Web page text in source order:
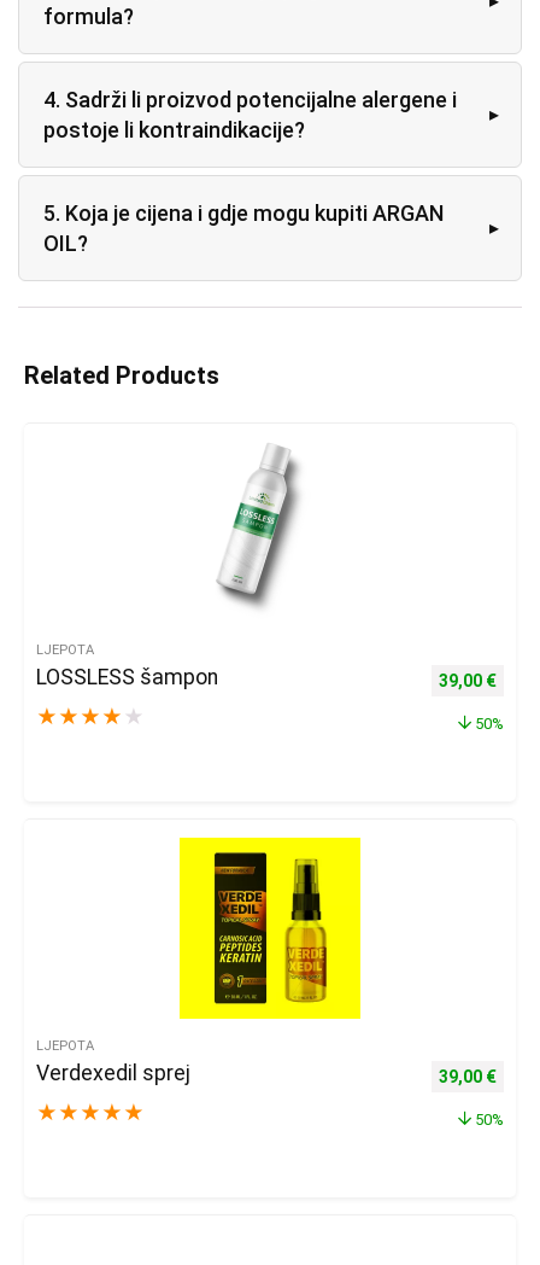
formula?
4. Sadrži li proizvod potencijalne alergene i
postoje li kontraindikacije?
5. Koja je cijena i gdje mogu kupiti ARGAN
OIL?
Related Products
LJEPOTA
LOSSLESS šampon
★ ★ ★ ★ ★
Izvorna
39,00 €
50%
LJEPOTA
Verdexedil sprej
★ ★ ★ ★ ★
Izvorna
39,00 €
50%